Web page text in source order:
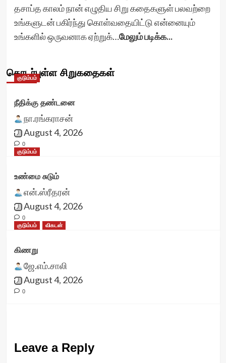
தசாப்த காலம் நான் எழுதிய சிறு கதைகளுள் பலவற்றை
உங்களுடன் பகிர்ந்து கொள்வதையிட்டு என்னையும்
உங்களில் ஒருவனாக ஏற்றுக்…மேலும் படிக்க...
தொடர்புள்ள சிறுகதைகள்
குடும்பம்
நீதிக்கு தண்டனை
நா.ரங்கராசன்
August 4, 2026
0
குடும்பம்
உண்மை சுடும்
என்.ஸ்ரீதரன்
August 4, 2026
0
குடும்பம்
விகடன்
கிணறு
ஜே.எம்.சாலி
August 4, 2026
0
Leave a Reply